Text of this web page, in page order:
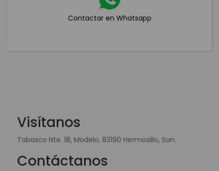
Contactar en Whatsapp
Visítanos
Tabasco Nte. 18, Modelo, 83190 Hermosillo, Son.
Contáctanos